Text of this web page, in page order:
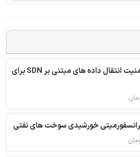
ترجمه مقاله امنیت انتقال داده های مبتنی بر SDN برای
خورشیدی سوخت های نفتی